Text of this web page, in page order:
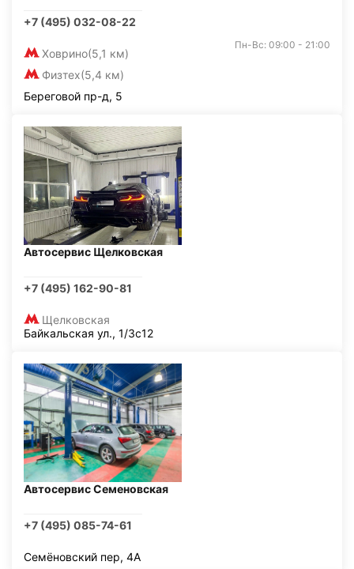
+7 (495) 032-08-22
Ховрино(5,1 км)
Физтех(5,4 км)
Пн-Вс: 09:00 - 21:00
Береговой пр-д, 5
Автосервис Щелковская
+7 (495) 162-90-81
Щелковская
Байкальская ул., 1/3с12
Автосервис Семеновская
+7 (495) 085-74-61
Семёновский пер, 4А